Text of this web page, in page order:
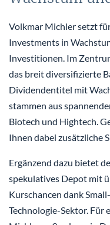
Volkmar Michler setzt
Investments in
Investitionen. Im
das breit diversifizierte
Dividendentitel mit
stammen aus
Biotech und Hightech.
Ihnen dabei zusätzliche
Ergänzend dazu bietet
spekulatives Depot mit
Kurschancen dank
Technologie-Sektor. Für